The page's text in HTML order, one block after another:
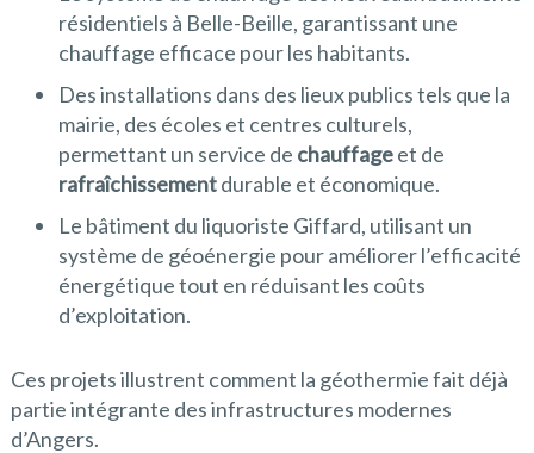
résidentiels à Belle-Beille, garantissant une
chauffage efficace pour les habitants.
Des installations dans des lieux publics tels que la
mairie, des écoles et centres culturels,
permettant un service de chauffageet de
rafraîchissementdurable et économique.
Le bâtiment du liquoriste Giffard, utilisant un
système de géoénergie pour améliorer l’efficacité
énergétique tout en réduisant les coûts
d’exploitation.
Ces projets illustrent comment la géothermie fait déjà
partie intégrante des infrastructures modernes
d’Angers.